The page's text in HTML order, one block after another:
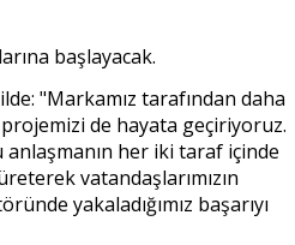
başlayacak.
"Markamız tarafından daha
de hayata geçiriyoruz.
anlaşmanın her iki taraf içinde
vatandaşlarımızın
yakaladığımız başarıyı